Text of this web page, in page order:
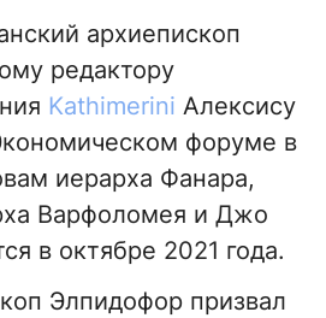
архиепископ
редактору
Kathimerini Алексису
форуме в
иерарха Фанара,
Варфоломея и Джо
в октябре 2021 года.
Элпидофор призвал